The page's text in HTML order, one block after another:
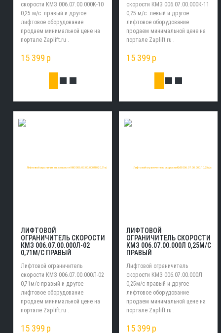
скорости КМЗ 006.07.00.000К-10
0,25 м/с. правый и другое
лифтовое оборудование
продаем минимальной цене на
портале Zaplift.ru .
15 399 p
скорости КМЗ 006.07.00.000К-11
0,25 м/с. левый и другое
лифтовое оборудование
продаем минимальной цене на
портале Zaplift.ru .
15 399 p
ЛИФТОВОЙ
ОГРАНИЧИТЕЛЬ СКОРОСТИ
КМЗ 006.07.00.000Л-02
0,71М/С ПРАВЫЙ
Лифтовой ограничитель
скорости КМЗ 006.07.00.000Л-02
0,71м/с правый и другое
лифтовое оборудование
продаем минимальной цене на
портале Zaplift.ru .
15 399 p
ЛИФТОВОЙ
ОГРАНИЧИТЕЛЬ СКОРОСТИ
КМЗ 006.07.00.000Л 0,25М/С
ПРАВЫЙ
Лифтовой ограничитель
скорости КМЗ 006.07.00.000Л
0,25м/с правый и другое
лифтовое оборудование
продаем минимальной цене на
портале Zaplift.ru .
15 399 p